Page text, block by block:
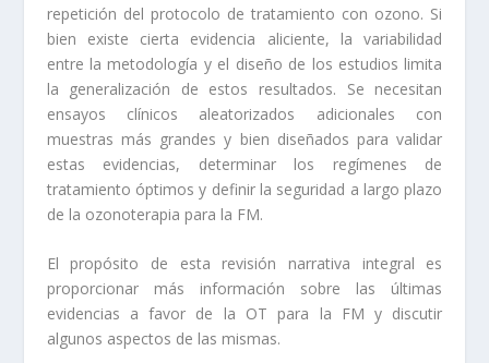
repetición del protocolo de tratamiento con ozono. Si
bien existe cierta evidencia aliciente, la variabilidad
entre la metodología y el diseño de los estudios limita
la generalización de estos resultados. Se necesitan
ensayos clínicos aleatorizados adicionales con
muestras más grandes y bien diseñados para validar
estas evidencias, determinar los regímenes de
tratamiento óptimos y definir la seguridad a largo plazo
de la ozonoterapia para la FM.
El propósito de esta revisión narrativa integral es
proporcionar más información sobre las últimas
evidencias a favor de la OT para la FM y discutir
algunos aspectos de las mismas.